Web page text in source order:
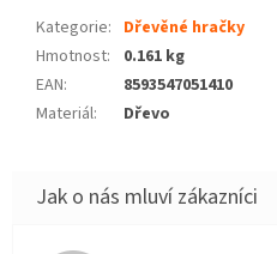
Kategorie: Dřevěné hračky
Hmotnost:
0.161 kg
EAN:
8593547051410
Materiál: Dřevo